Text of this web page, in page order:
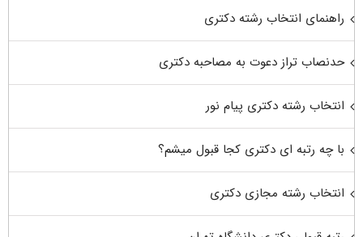
راهنمای انتخاب رشته دکتری
حدنصاب تراز دعوت به مصاحبه دکتری
انتخاب رشته دکتری پیام نور
با چه رتبه ای دکتری کجا قبول میشم؟
انتخاب رشته مجازی دکتری